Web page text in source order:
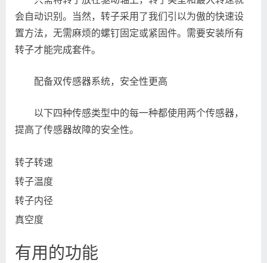
会自动识别。当然，转子采用了我们引以为傲的快速设
置方法，无需麻烦的螺钉固定或紧固件。需要安装所有
转子才能完成套件。
配备双传感器系统，安全性更高
以下四种传感类型中的每一种都使用两个传感器，
提高了传感器故障的安全性。
转子转速
转子温度
转子内径
真空度
有用的功能